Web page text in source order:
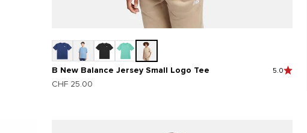
B New Balance Jersey Small Logo Tee 5.0
Prix de vente
CHF 25.00